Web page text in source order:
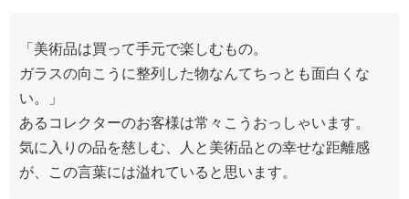
「美術品は買って手元で楽しむもの。
ガラスの向こうに整列した物なんてちっとも面白くな
い。」
あるコレクターのお客様は常々こうおっしゃいます。
気に入りの品を慈しむ、人と美術品との幸せな距離感
が、この言葉には溢れていると思います。